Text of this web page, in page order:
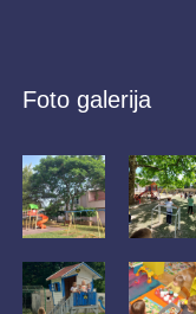
Foto galerija